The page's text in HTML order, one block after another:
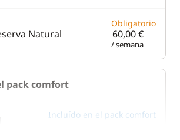
Natural
Obligatorio
60,00 €
/ semana
pack comfort
Incluído en el pack comfort